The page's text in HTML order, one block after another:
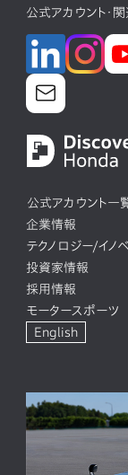
公式アカウント・
公式アカウント一
企業情報
テクノロジー/イノ
投資家情報
採用情報
モータースポーツ
English